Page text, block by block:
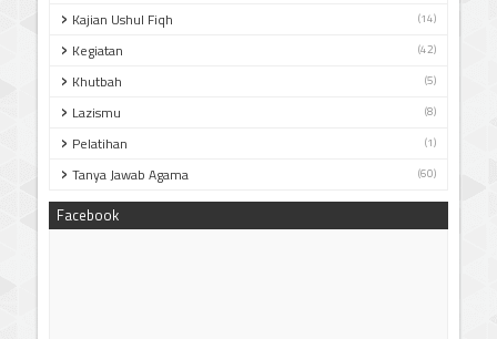
Kajian Ushul Fiqh (14)
Kegiatan (42)
Khutbah (5)
Lazismu (8)
Pelatihan (1)
Tanya Jawab Agama (60)
Facebook